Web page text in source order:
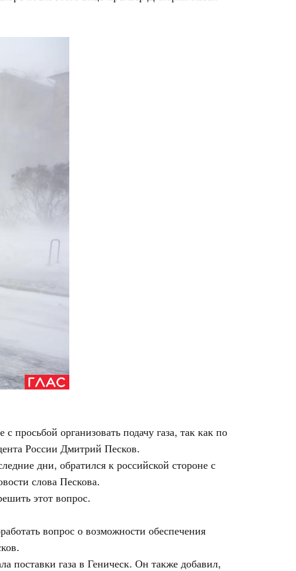
просьбой организовать подачу газа, так как по
России Дмитрий Песков.
дни, обратился к российской стороне с
слова Пескова.
этот вопрос.
вопрос о возможности обеспечения
поставки газа в Геническ. Он также добавил,